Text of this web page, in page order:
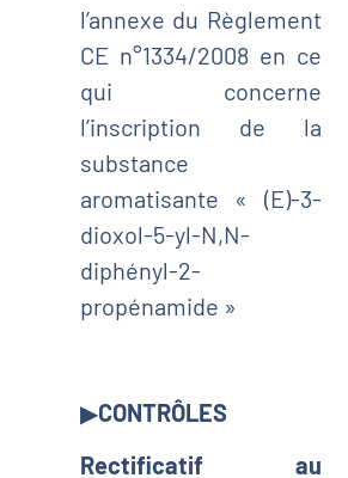
l’annexe du Règlement
CE n°1334/2008 en ce
qui concerne
l’inscription de la
substance
aromatisante « (E)-3-
dioxol-5-yl-N,N-
diphényl-2-
propénamide »
▶CONTRÔLES
Rectificatif au